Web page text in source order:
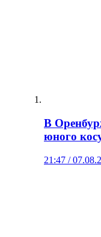
В
юного
21:47 /